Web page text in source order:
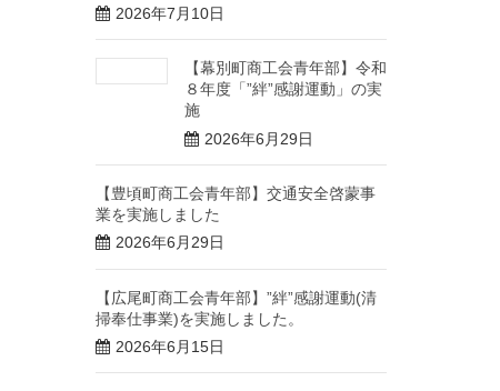
2026年7月10日
【幕別町商工会青年部】令和
８年度「”絆”感謝運動」の実
施
2026年6月29日
【豊頃町商工会青年部】交通安全啓蒙事
業を実施しました
2026年6月29日
【広尾町商工会青年部】”絆”感謝運動(清
掃奉仕事業)を実施しました。
2026年6月15日